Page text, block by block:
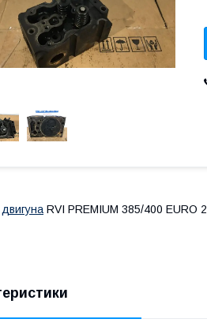
двигуна RVI PREMIUM 385/400 EURO 2